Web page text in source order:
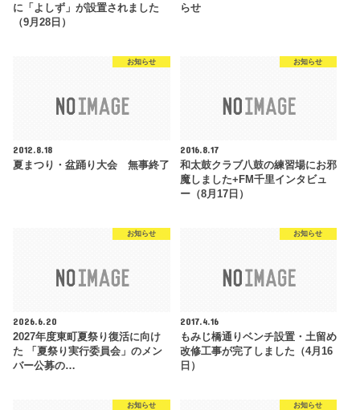
に「よしず」が設置されました
（9月28日）
らせ
お知らせ
2012.8.18
夏まつり・盆踊り大会 無事終了
お知らせ
2016.8.17
和太鼓クラブ八鼓の練習場にお邪
魔しました+FM千里インタビュ
ー（8月17日）
お知らせ
2026.6.20
2027年度東町夏祭り復活に向け
た 「夏祭り実行委員会」のメン
バー公募の…
お知らせ
2017.4.16
もみじ橋通りベンチ設置・土留め
改修工事が完了しました（4月16
日）
お知らせ お知らせ